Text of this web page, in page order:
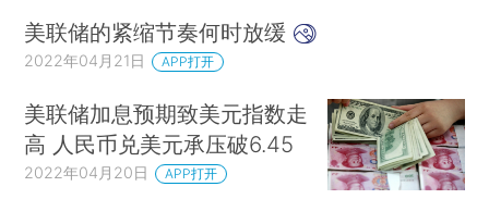
美联储的紧缩节奏何时放缓
2022年04月21日 APP打开
美联储加息预期致美元指数走
高 人民币兑美元承压破6.45
2022年04月20日 APP打开